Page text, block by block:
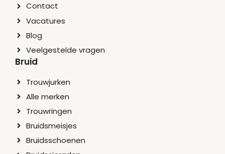
Contact
Vacatures
Blog
Veelgestelde vragen
Bruid
Trouwjurken
Alle merken
Trouwringen
Bruidsmeisjes
Bruidsschoenen